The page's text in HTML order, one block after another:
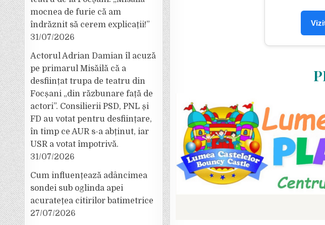
mocnea de furie că am
îndrăznit să cerem explicații!”
31/07/2026
Actorul Adrian Damian îl acuză
pe primarul Misăilă că a
desființat trupa de teatru din
Focșani „din răzbunare față de
actori”. Consilierii PSD, PNL și
FD au votat pentru desființare,
în timp ce AUR s-a abținut, iar
USR a votat împotrivă.
31/07/2026
Cum influențează adâncimea
sondei sub oglinda apei
acuratețea citirilor batimetrice
27/07/2026